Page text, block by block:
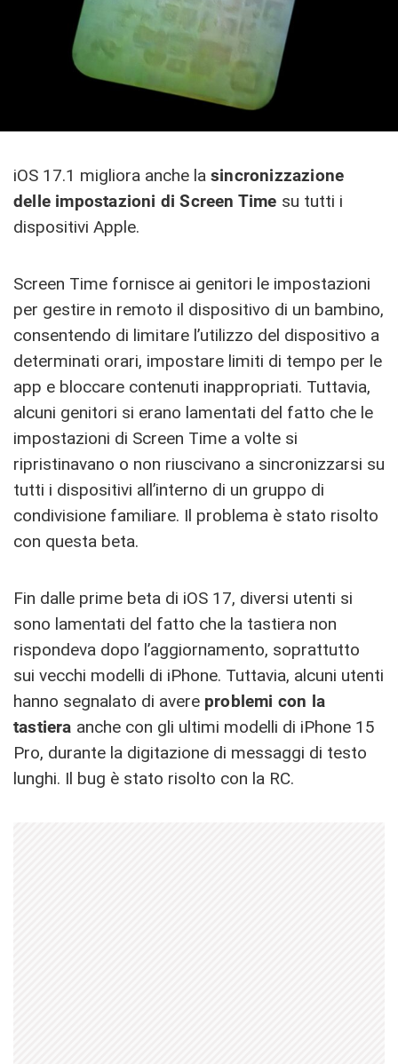
iOS 17.1 migliora anche la sincronizzazione
delle impostazioni di Screen Time su tutti i
dispositivi Apple.
Screen Time fornisce ai genitori le impostazioni
per gestire in remoto il dispositivo di un bambino,
consentendo di limitare l’utilizzo del dispositivo a
determinati orari, impostare limiti di tempo per le
app e bloccare contenuti inappropriati. Tuttavia,
alcuni genitori si erano lamentati del fatto che le
impostazioni di Screen Time a volte si
ripristinavano o non riuscivano a sincronizzarsi su
tutti i dispositivi all’interno di un gruppo di
condivisione familiare. Il problema è stato risolto
con questa beta.
Fin dalle prime beta di iOS 17, diversi utenti si
sono lamentati del fatto che la tastiera non
rispondeva dopo l’aggiornamento, soprattutto
sui vecchi modelli di iPhone. Tuttavia, alcuni utenti
hanno segnalato di avere problemi con la
tastiera anche con gli ultimi modelli di iPhone 15
Pro, durante la digitazione di messaggi di testo
lunghi. Il bug è stato risolto con la RC.